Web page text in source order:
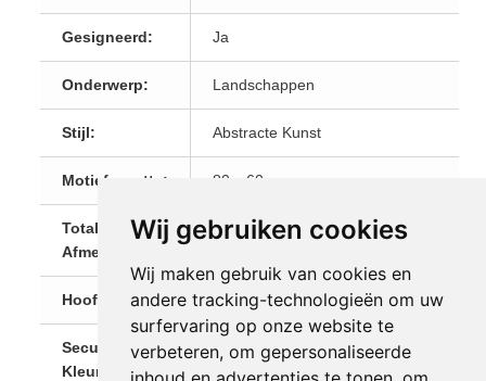
Wij gebruiken cookies
Wij maken gebruik van cookies en
andere tracking-technologieën om uw
surfervaring op onze website te
verbeteren, om gepersonaliseerde
Gesigneerd: Ja
Onderwerp: Landschappen
Stijl: Abstracte Kunst
Motiefgrootte: 80 x 60cm
Totale
Afmetingen:
140 x 100cm
Hoofdkleur: Rood
Secundaire
Kleur:
Wit